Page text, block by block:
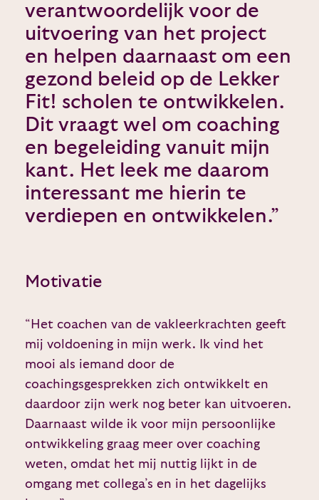
verantwoordelijk voor de
uitvoering van het project
en helpen daarnaast om een
gezond beleid op de Lekker
Fit! scholen te ontwikkelen.
Dit vraagt wel om coaching
en begeleiding vanuit mijn
kant. Het leek me daarom
interessant me hierin te
verdiepen en ontwikkelen.”
Motivatie
“Het coachen van de vakleerkrachten geeft
mij voldoening in mijn werk. Ik vind het
mooi als iemand door de
coachingsgesprekken zich ontwikkelt en
daardoor zijn werk nog beter kan uitvoeren.
Daarnaast wilde ik voor mijn persoonlijke
ontwikkeling graag meer over coaching
weten, omdat het mij nuttig lijkt in de
omgang met collega’s en in het dagelijks